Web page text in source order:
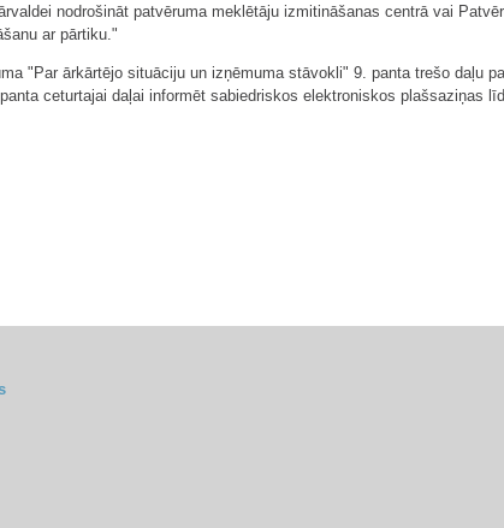
nodrošināt patvēruma meklētāju izmitināšanas centrā vai
ar pārtiku."
"Par ārkārtējo situāciju un izņēmuma stāvokli" 9. panta trešo daļu
ceturtajai daļai informēt sabiedriskos elektroniskos plašsaziņas